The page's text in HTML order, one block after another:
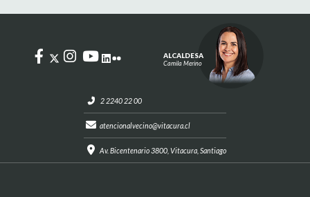
2 2240 22 00
atencionalvecino@vitacura.cl
Av. Bicentenario 3800, Vitacura, Santiago
ALCALDESA
Camila Merino